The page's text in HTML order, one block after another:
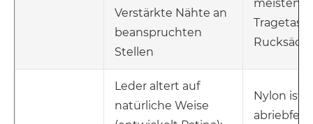
Verstärkte Nähte an
beanspruchten
Stellen
meisten
Leder altert auf
natürliche Weise
Nylon ist
abriebfest;